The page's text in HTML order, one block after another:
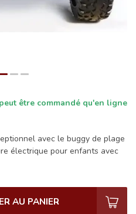
être commandé qu'en ligne
avec le buggy de plage
électrique pour enfants avec
AU PANIER